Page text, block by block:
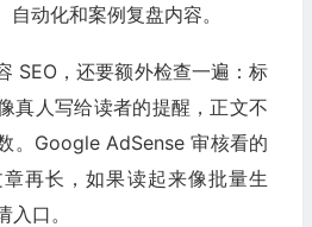
自动化和案例复盘内容。
SEO，还要额外检查一遍：标
真人写给读者的提醒，正文不
。Google AdSense 审核看的
再长，如果读起来像批量生
口。